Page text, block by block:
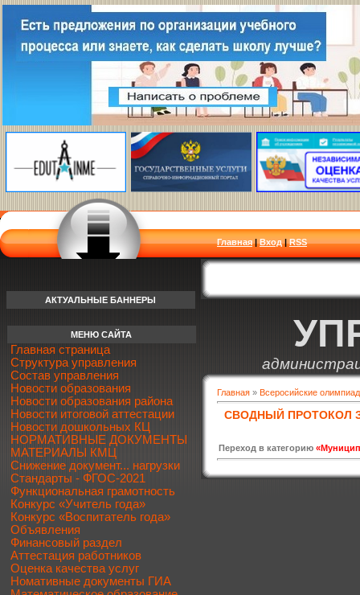
Главная |Вход|RSS
АКТУАЛЬНЫЕ БАННЕРЫ
Главная » Всеросийские
СВОДНЫЙ ПРОТОКОЛ
Переход в категорию
МЕНЮ САЙТА
Главная страница
Структура управления
Состав управления
Новости образования
Новости образования района
Новости итоговой аттестации
Новости дошкольных КЦ
НОРМАТИВНЫЕ ДОКУМЕНТЫ
МАТЕРИАЛЫ КМЦ
Снижение документ... нагрузки
Стандарты - ФГОС-2021
Функциональная грамотность
Конкурс «Учитель года»
Конкурс «Воспитатель года»
Объявления
Финансовый раздел
Аттестация работников
Оценка качества услуг
Номативные документы ГИА